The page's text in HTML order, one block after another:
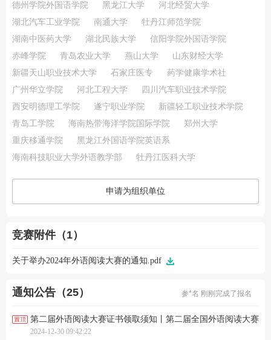
德州学院外国语学院
黑龙江大学
河北经贸大学
湖北汽车工业学院
南通大学
牡丹江师范学院
湖南中医药大学
湖北民族大学
信阳学院外国语学院
赤峰学院
青岛农业大学 燕山大学
山东财经大学
新疆天山职业技术大学
石家庄医专
药学健康学术社
广州华立学院
河北工程大学
四川汽车职业技术学院
西安明德理工学院
遂宁职业学院
新疆轻工职业技术学院
青岛工学院
海南热带海洋学院国际学院
郑州大学
重庆移通学院
黑龙江外国语学院英语系
海南科技职业大学外语教学部
牡丹江医科大学
申请为组织单位
竞赛附件（1）
关于举办2024年外语阅读大赛的通知.pdf
通知公告（25）
参*名 刚刚完成了报名
杨*墨 刚刚完成了报名
宋*意 刚刚进行了关注
第二届外语阅读大赛证书领取须知丨第二届全国外语阅读大赛
2024-12-30 09:42:22